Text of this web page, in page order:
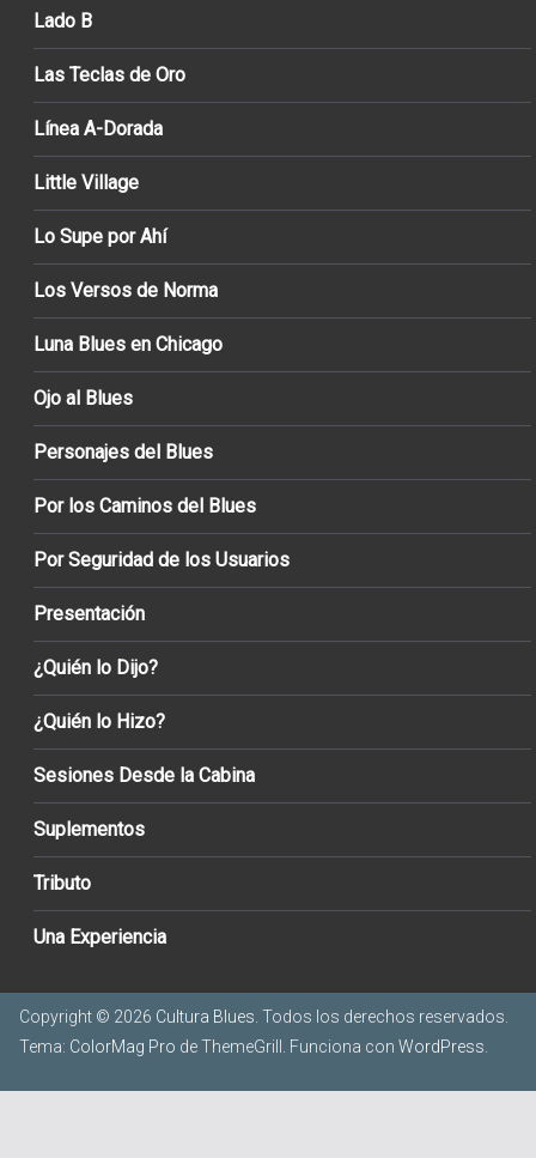
Lado B
Las Teclas de Oro
Línea A-Dorada
Little Village
Lo Supe por Ahí
Los Versos de Norma
Luna Blues en Chicago
Ojo al Blues
Personajes del Blues
Por los Caminos del Blues
Por Seguridad de los Usuarios
Presentación
¿Quién lo Dijo?
¿Quién lo Hizo?
Sesiones Desde la Cabina
Suplementos
Tributo
Una Experiencia
Copyright © 2026 Cultura Blues . Todos los derechos reservados.
Tema: ColorMag Pro de ThemeGrill. Funciona con WordPress